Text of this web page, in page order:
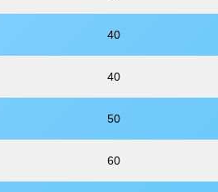
40
40
50
60